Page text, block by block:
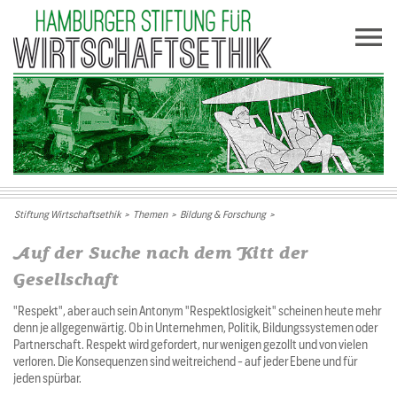
Stiftung Wirtschaftsethik> Themen> Bildung & Forschung>
Auf der Suche nach dem Kitt der
Gesellschaft
"Respekt", aber auch sein Antonym "Respektlosigkeit" scheinen heute mehr
denn je allgegenwärtig. Ob in Unternehmen, Politik, Bildungssystemen oder
Partnerschaft. Respekt wird gefordert, nur wenigen gezollt und von vielen
verloren. Die Konsequenzen sind weitreichend - auf jeder Ebene und für
jeden spürbar.